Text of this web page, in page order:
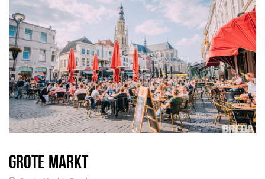
GROTE MARKT